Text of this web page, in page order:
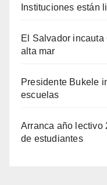
Instituciones están
El Salvador
alta mar
Presidente Bukele
escuelas
Arranca año lectivo
de estudiantes